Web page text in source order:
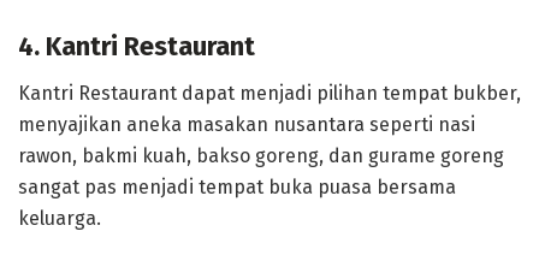
4. Kantri Restaurant
Kantri Restaurant dapat menjadi pilihan tempat bukber,
menyajikan aneka masakan nusantara seperti nasi
rawon, bakmi kuah, bakso goreng, dan gurame goreng
sangat pas menjadi tempat buka puasa bersama
keluarga.